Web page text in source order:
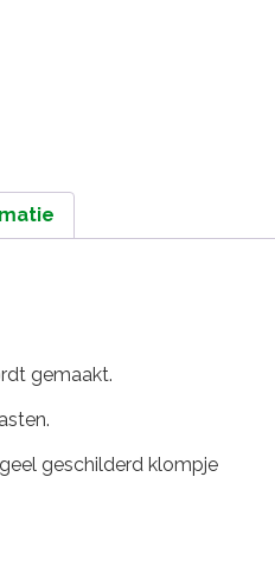
gemaakt.
geschilderd klompje